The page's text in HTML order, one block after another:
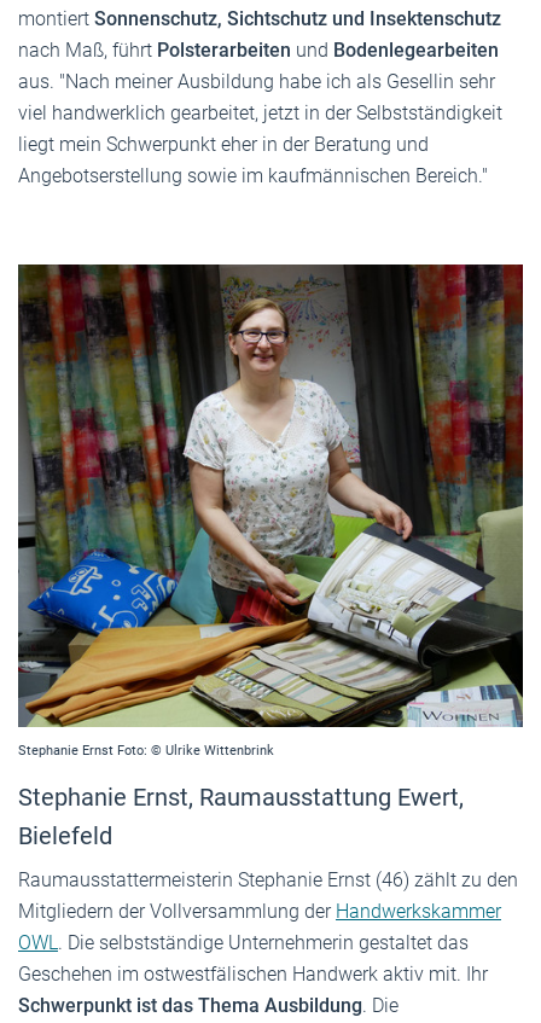
montiert Sonnenschutz, Sichtschutz und Insektenschutz
nach Maß, führt Polsterarbeiten und Bodenlegearbeiten
aus. "Nach meiner Ausbildung habe ich als Gesellin sehr
viel handwerklich gearbeitet, jetzt in der Selbstständigkeit
liegt mein Schwerpunkt eher in der Beratung und
Angebotserstellung sowie im kaufmännischen Bereich."
Stephanie Ernst Foto: © Ulrike Wittenbrink
Stephanie Ernst, Raumausstattung Ewert,
Bielefeld
Raumausstattermeisterin Stephanie Ernst (46) zählt zu den
Mitgliedern der Vollversammlung der Handwerkskammer
OWL . Die selbstständige Unternehmerin gestaltet das
Geschehen im ostwestfälischen Handwerk aktiv mit. Ihr
Schwerpunkt ist das Thema Ausbildung. Die